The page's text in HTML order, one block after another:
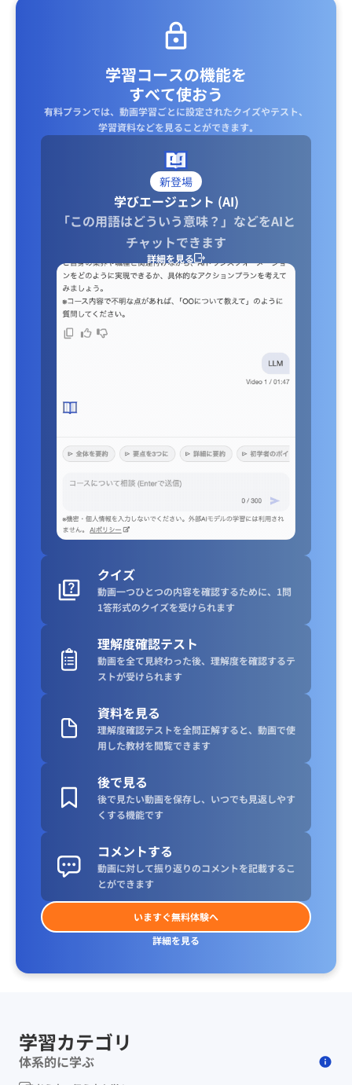
学習コースの機能を
すべて使おう
有料プランでは、動画学習ごとに設定されたクイズやテスト、
学習資料などを見ることができます｡
新登場
学びエージェント (AI)
「この用語はどういう意味？」などをAIと
チャットできます
詳細を見る
クイズ
動画一つひとつの内容を確認するために、1問
1答形式のクイズを受けられます
理解度確認テスト
動画を全て見終わった後、理解度を確認するテ
ストが受けられます
資料を見る
理解度確認テストを全問正解すると、動画で使
用した教材を閲覧できます
後で見る
後で見たい動画を保存し、いつでも見返しやす
くする機能です
コメントする
動画に対して振り返りのコメントを記載するこ
とができます
いますぐ無料体験へ
詳細を見る
学習カテゴリ
体系的に学ぶ